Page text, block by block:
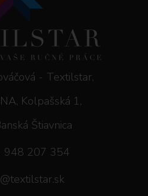
- Textilstar,
Kolpašská 1,
Štiavnica
948 207 354